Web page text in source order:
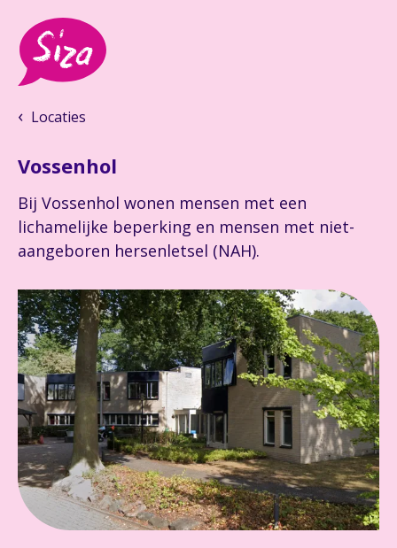
Locaties
Vossenhol
Bij Vossenhol wonen mensen met een
lichamelijke beperking en mensen met niet-
aangeboren hersenletsel (NAH).